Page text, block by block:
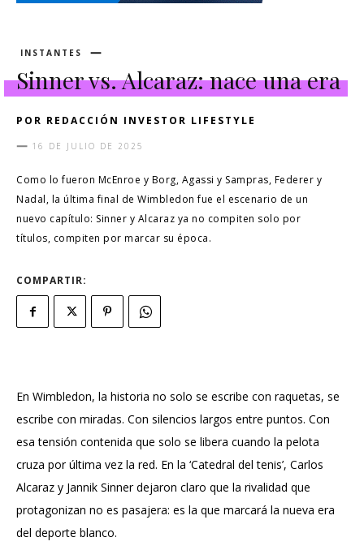
INSTANTES
Sinner vs. Alcaraz: nace una era
POR REDACCIÓN INVESTOR LIFESTYLE
16 DE JULIO DE 2025
Como lo fueron McEnroe y Borg, Agassi y Sampras, Federer y
Nadal, la última final de Wimbledon fue el escenario de un
nuevo capítulo: Sinner y Alcaraz ya no compiten solo por
títulos, compiten por marcar su época.
COMPARTIR:
En Wimbledon, la historia no solo se escribe con raquetas, se
escribe con miradas. Con silencios largos entre puntos. Con
esa tensión contenida que solo se libera cuando la pelota
cruza por última vez la red. En la ‘Catedral del tenis’, Carlos
Alcaraz y Jannik Sinner dejaron claro que la rivalidad que
protagonizan no es pasajera: es la que marcará la nueva era
del deporte blanco.